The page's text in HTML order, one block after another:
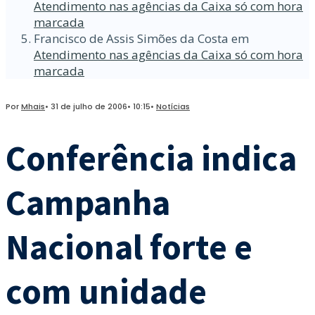
Atendimento nas agências da Caixa só com hora
marcada
Francisco de Assis Simões da Costa em
Atendimento nas agências da Caixa só com hora
marcada
PorMhais• 31 de julho de 2006• 10:15• Notícias
Conferência indica
Campanha
Nacional forte e
com unidade